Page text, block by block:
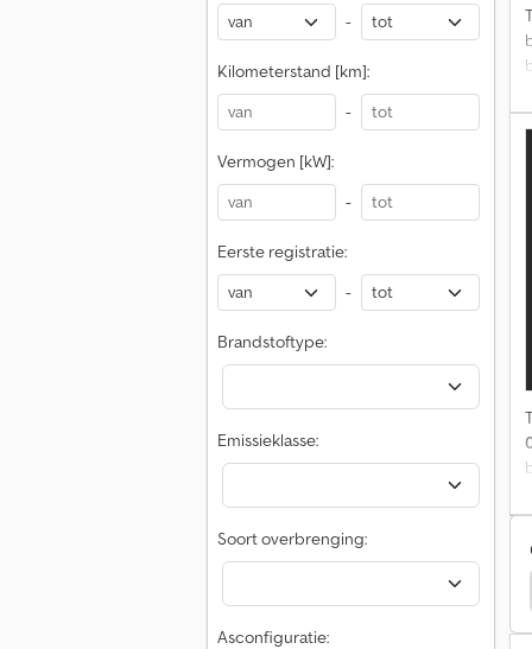
-
Kilometerstand [km]:
-
Vermogen [kW]:
-
Eerste registratie:
-
Brandstoftype:
Emissieklasse:
Soort overbrenging:
Asconfiguratie:
Peugeot Pick-Up Bestelwagens